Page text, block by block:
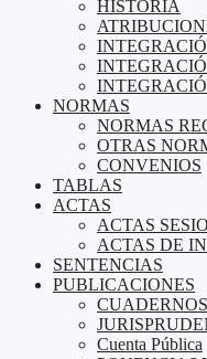
HISTORIA
NORMAS
NORMAS
OTRAS
CONVENIOS
TABLAS
ACTAS
ACTAS
ACTAS DE
SENTENCIAS
PUBLICACIONES
Cuenta Pública